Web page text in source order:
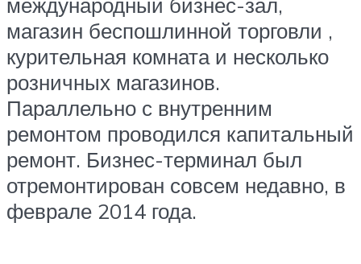
международный бизнес-зал,
магазин беспошлинной торговли ,
курительная комната и несколько
розничных магазинов.
Параллельно с внутренним
ремонтом проводился капитальный
ремонт. Бизнес-терминал был
отремонтирован совсем недавно, в
феврале 2014 года.